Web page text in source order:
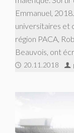
Emmanuel,
universitaires et
région PACA,
Beauvois, ont
20.11.2018